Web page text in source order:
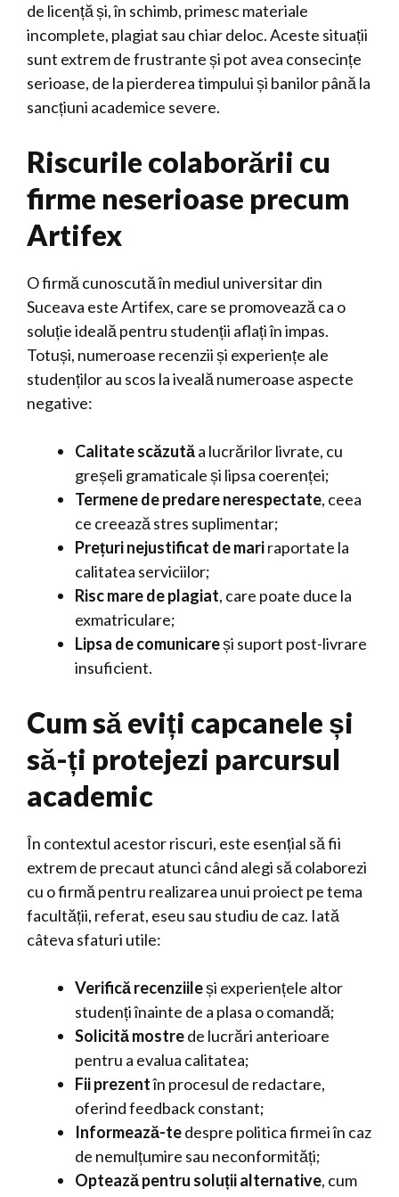
de licență și, în schimb, primesc materiale
incomplete, plagiat sau chiar deloc. Aceste situații
sunt extrem de frustrante și pot avea consecințe
serioase, de la pierderea timpului și banilor până la
sancțiuni academice severe.
Riscurile colaborării cu
firme neserioase precum
Artifex
O firmă cunoscută în mediul universitar din
Suceava este Artifex, care se promovează ca o
soluție ideală pentru studenții aflați în impas.
Totuși, numeroase recenzii și experiențe ale
studenților au scos la iveală numeroase aspecte
negative:
Calitate scăzutăa lucrărilor livrate, cu
greșeli gramaticale și lipsa coerenței;
Termene de predare nerespectate, ceea
ce creează stres suplimentar;
Prețuri nejustificat de mariraportate la
calitatea serviciilor;
Risc mare de plagiat, care poate duce la
exmatriculare;
Lipsa de comunicareși suport post-livrare
insuficient.
Cum să eviți capcanele și
să-ți protejezi parcursul
academic
În contextul acestor riscuri, este esențial să fii
extrem de precaut atunci când alegi să colaborezi
cu o firmă pentru realizarea unui proiect pe tema
facultății, referat, eseu sau studiu de caz. Iată
câteva sfaturi utile:
Verifică recenziileși experiențele altor
studenți înainte de a plasa o comandă;
Solicită mostrede lucrări anterioare
pentru a evalua calitatea;
Fii prezentîn procesul de redactare,
oferind feedback constant;
Informează-tedespre politica firmei în caz
de nemulțumire sau neconformități;
Optează pentru soluții alternative, cum